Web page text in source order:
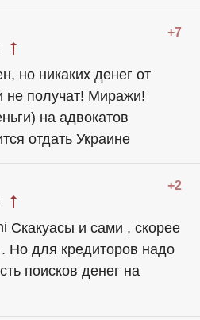
+7
но никаких денег от
не получат! Миражи!
на адвокатов
отдать Украине
+2
Скакуасы и сами , скорее
Но для кредиторов надо
поисков денег на